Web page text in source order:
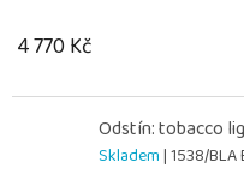
4 770 Kč
Odstín: tobacco
Skladem| 1538/BLA